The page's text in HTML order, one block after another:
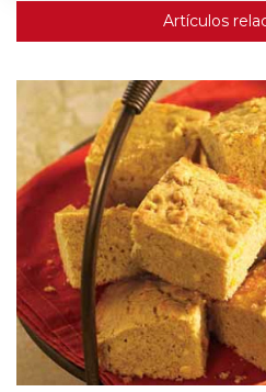
Artículos